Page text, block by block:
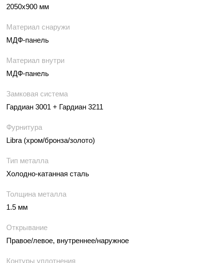
2050х900 мм
Материал снаружи
МДФ-панель
Материал внутри
МДФ-панель
Замковая система
Гардиан 3001 + Гардиан 3211
Фурнитура
Libra (хром/бронза/золото)
Тип металла
Холодно-катанная сталь
Толщина металла
1.5 мм
Открывание
Правое/левое, внутреннее/наружное
Контуры уплотнения